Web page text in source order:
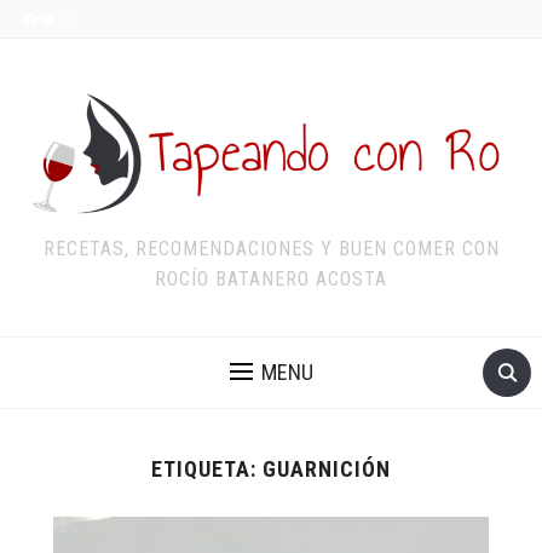
RECETAS, RECOMENDACIONES Y BUEN COMER CON
ROCÍO BATANERO ACOSTA
MENU
ETIQUETA: GUARNICIÓN